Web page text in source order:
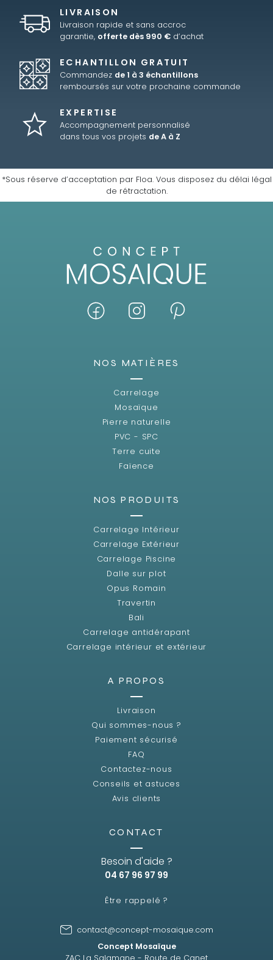
LIVRAISON
Livraison rapide et sans accroc
garantie, offerte dès 990 € d’achat
ECHANTILLON GRATUIT
Commandez de 1 à 3 échantillons
remboursés sur votre prochaine commande
EXPERTISE
Accompagnement personnalisé
dans tous vos projets de A à Z
*Sous réserve d’acceptation par Floa. Vous disposez du délai légal
de rétractation.
NOS MATIÈRES
Carrelage
Mosaïque
Pierre naturelle
PVC - SPC
Terre cuite
Faïence
NOS PRODUITS
Carrelage Intérieur
Carrelage Extérieur
Carrelage Piscine
Dalle sur plot
Opus Romain
Travertin
Bali
Carrelage antidérapant
Carrelage intérieur et extérieur
A PROPOS
Livraison
Qui sommes-nous ?
Paiement sécurisé
FAQ
Contactez-nous
Conseils et astuces
Avis clients
CONTACT
Besoin d'aide ?
04 67 96 97 99
Être rappelé ?
contact@concept-mosaique.com
Concept Mosaïque
ZAC La Salamane - Route de Canet